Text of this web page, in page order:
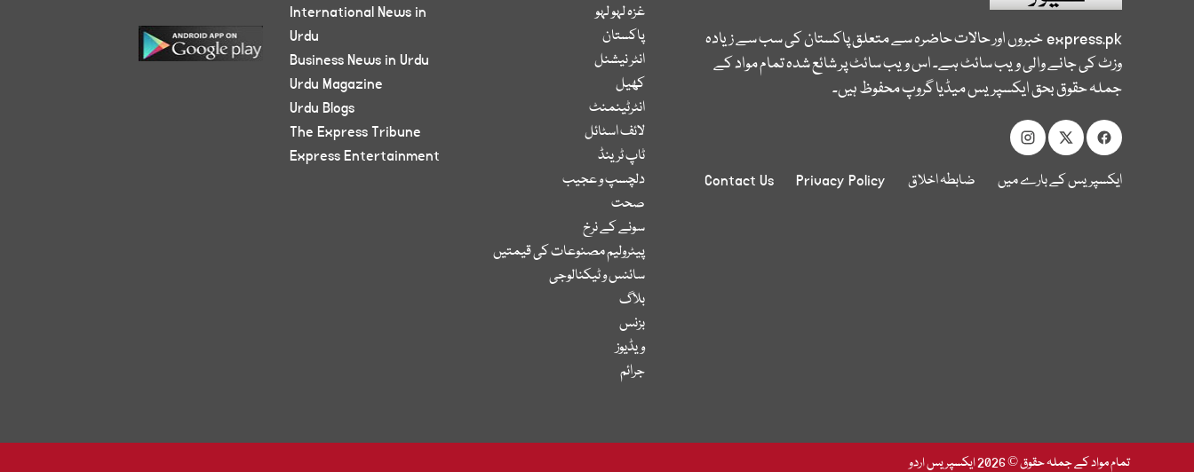
express.pkخبروں اور حالات حاضرہ سے متعلق پاکستان کی سب سے زیادہ
وزٹ کی جانے والی ویب سائٹ ہے۔ اس ویب سائٹ پر شائع شدہ تمام مواد کے
جملہ حقوق بحق ایکسپریس میڈیا گروپ محفوظ ہیں۔
ایکسپریس کے بارے میں ضابطہ اخلاق Privacy Policy
Contact Us
غزہ لہو لہو
پاکستان
انٹر نیشنل
کھیل
انٹرٹینمنٹ
لائف اسٹائل
ٹاپ ٹرینڈ
دلچسپ و عجیب
صحت
سونے کے نرخ
پیٹرولیم مصنوعات کی قیمتیں
سائنس و ٹیکنالوجی
بلاگ
بزنس
ویڈیوز
جرائم
International News in
Urdu
Business News in Urdu
Urdu Magazine
Urdu Blogs
The Express Tribune
Express Entertainment
تمام مواد کے جملہ حقوق © 2026 ایکسپریس اردو